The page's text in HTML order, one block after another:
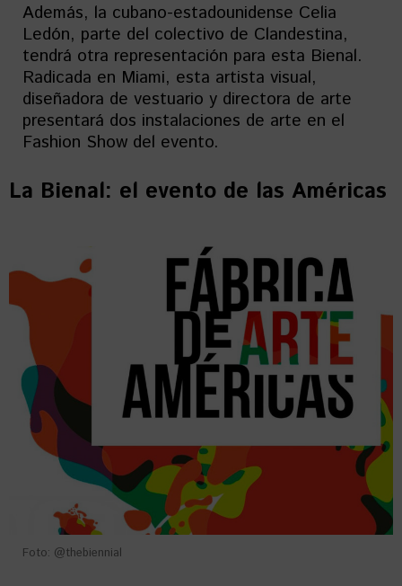
Además, la cubano-estadounidense Celia
Ledón, parte del colectivo de Clandestina,
tendrá otra representación para esta Bienal.
Radicada en Miami, esta artista visual,
diseñadora de vestuario y directora de arte
presentará dos instalaciones de arte en el
Fashion Show del evento.
La Bienal: el evento de las Américas
Foto: @thebiennial